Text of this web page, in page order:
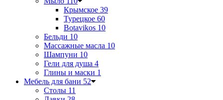
Крымское 39
Турецкое 60
Botavikos 10
Бельди 10
Массажные масла 10
Шампуни 10
Гели для душа 4
Глины и маски 1
Мебель для бани 52
Столы 11